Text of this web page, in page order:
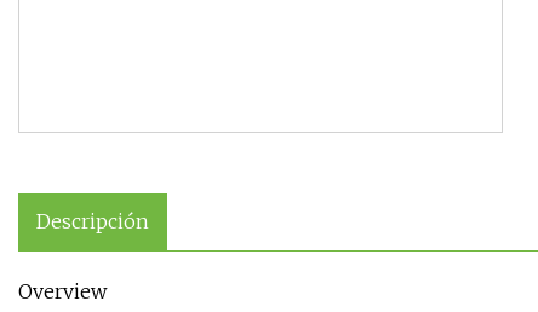
Descripción
Overview